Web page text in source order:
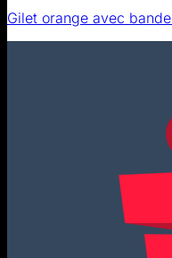
Gilet orange avec